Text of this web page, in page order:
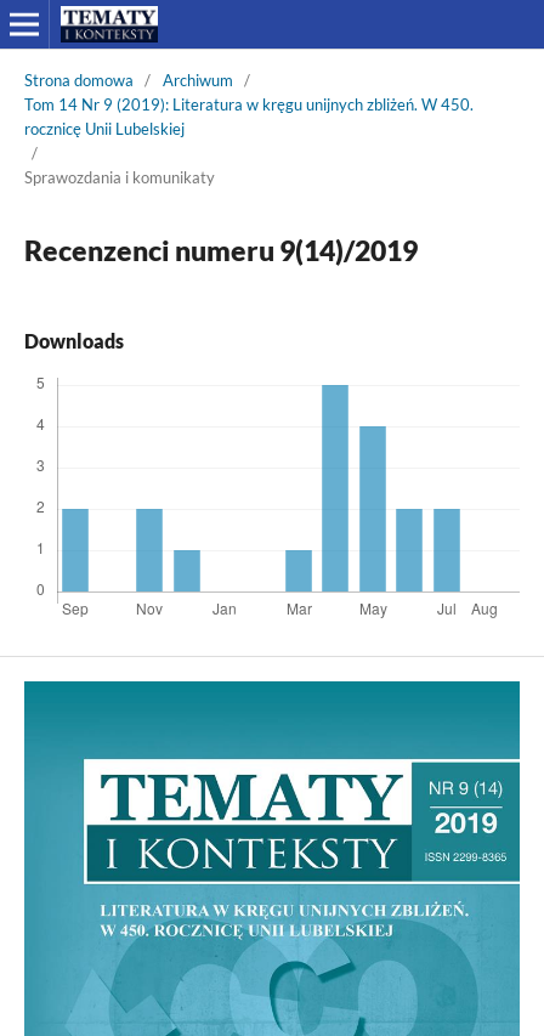
Strona domowa / Archiwum
/
Tom 14 Nr 9 (2019): Literatura w kręgu unijnych zbliżeń. W 450.
rocznicę Unii Lubelskiej
/
Sprawozdania i komunikaty
Recenzenci numeru 9(14)/2019
Downloads